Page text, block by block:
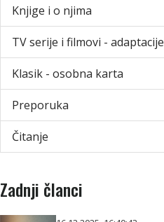
Knjige i o njima
TV serije i filmovi - adaptacije
Klasik - osobna karta
Preporuka
Čitanje
Zadnji članci